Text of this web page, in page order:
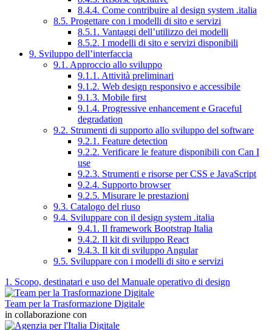
8.4.4. Come contribuire al design system .italia
8.5. Progettare con i modelli di sito e servizi
8.5.1. Vantaggi dell’utilizzo dei modelli
8.5.2. I modelli di sito e servizi disponibili
9. Sviluppo dell’interfaccia
9.1. Approccio allo sviluppo
9.1.1. Attività preliminari
9.1.2. Web design responsivo e accessibile
9.1.3. Mobile first
9.1.4. Progressive enhancement e Graceful
degradation
9.2. Strumenti di supporto allo sviluppo del software
9.2.1. Feature detection
9.2.2. Verificare le feature disponibili con Can I
use
9.2.3. Strumenti e risorse per CSS e JavaScript
9.2.4. Supporto browser
9.2.5. Misurare le prestazioni
9.3. Catalogo del riuso
9.4. Sviluppare con il design system .italia
9.4.1. Il framework Bootstrap Italia
9.4.2. Il kit di sviluppo React
9.4.3. Il kit di sviluppo Angular
9.5. Sviluppare con i modelli di sito e servizi
1. Scopo, destinatari e uso del Manuale operativo di design
Team per la Trasformazione Digitale
in collaborazione con